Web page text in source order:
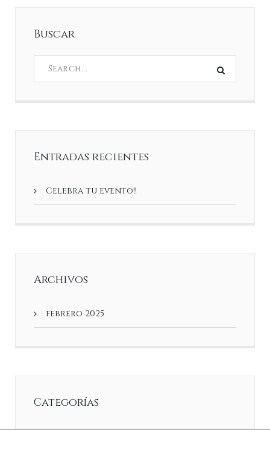
Buscar
Entradas recientes
Celebra tu evento!!
Archivos
febrero 2025
Categorías